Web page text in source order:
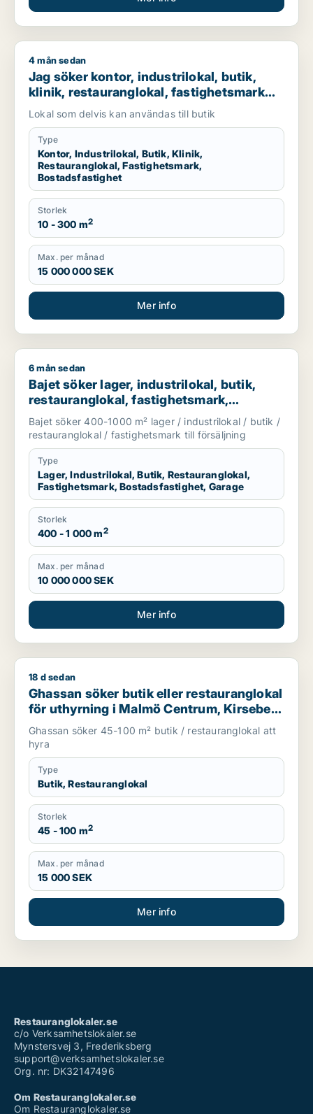
Jag söker kontor, industrilokal, butik, klinik,
4 mån sedan
Jag söker kontor, industrilokal, butik,
klinik, restauranglokal, fastighetsmark
eller bostadsfastighet till salu i Malmö
Lokal som delvis kan användas till butik
Type
Kontor, Industrilokal, Butik, Klinik,
Restauranglokal, Fastighetsmark,
Bostadsfastighet
Storlek
10 - 300 m2
Max. per månad
15 000 000 SEK
Mer info
Bajet söker lager, industrilokal, butik, restauranglokal,
6 mån sedan
Bajet söker lager, industrilokal, butik,
restauranglokal, fastighetsmark,
bostadsfastighet eller garage till salu i
Lomma, Lund eller Malmö Centrum m.fl.
Bajet söker 400-1000 m² lager / industrilokal / butik /
restauranglokal / fastighetsmark till försäljning
Type
Lager, Industrilokal, Butik, Restauranglokal,
Fastighetsmark, Bostadsfastighet, Garage
Storlek
400 - 1 000 m2
Max. per månad
10 000 000 SEK
Mer info
Ghassan söker butik eller restauranglokal för uthyrning i
18 d sedan
Ghassan söker butik eller restauranglokal
för uthyrning i Malmö Centrum, Kirseberg
eller Husie m.fl.
Ghassan söker 45-100 m² butik / restauranglokal att
hyra
Type
Butik, Restauranglokal
Storlek
45 - 100 m2
Max. per månad
15 000 SEK
Mer info
Restauranglokaler.se
c/o Verksamhetslokaler.se
Mynstersvej 3, Frederiksberg
support@verksamhetslokaler.se
Org. nr: DK32147496
Om Restauranglokaler.se
Om Restauranglokaler.se